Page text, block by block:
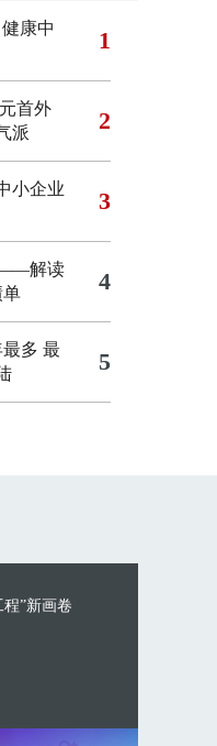
康中
1
首外
派
2
小企业
3
——解读
单
4
多 最
5
程”新画卷